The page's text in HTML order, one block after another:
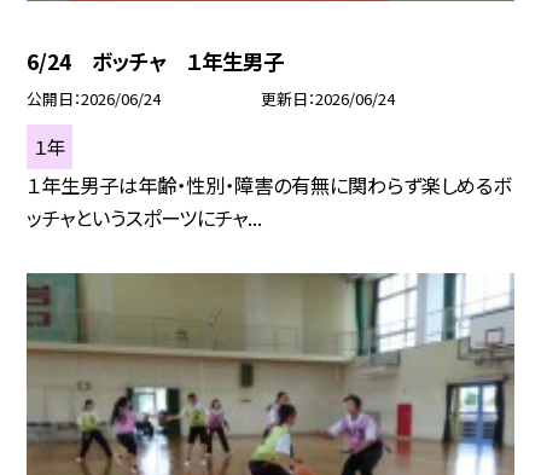
6/24 ボッチャ １年生男子
公開日 2026/06/24 更新日 2026/06/24
１年
１年生男子は年齢・性別・障害の有無に関わらず楽しめるボ
ッチャというスポーツにチャ...